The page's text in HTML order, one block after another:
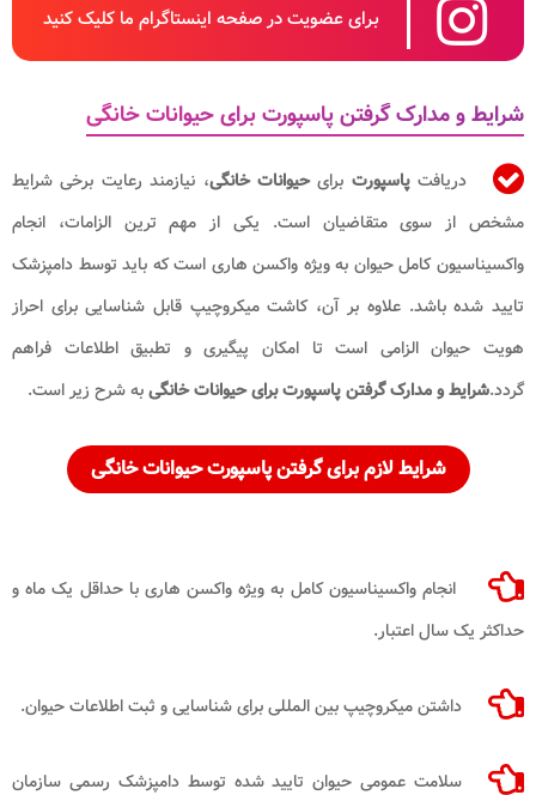
برای عضویت در صفحه اینستاگرام ما کلیک کنید
شرایط و مدارک گرفتن پاسپورت برای حیوانات خانگی
دریافتپاسپورت برایحیوانات خانگی، نیازمند رعایت برخی شرایط
مشخص از سوی متقاضیان است. یکی از مهم ترین الزامات، انجام
واکسیناسیون کامل حیوان به ویژه واکسن هاری است که باید توسط دامپزشک
تایید شده باشد. علاوه بر آن، کاشت میکروچیپ قابل شناسایی برای احراز
هویت حیوان الزامی است تا امکان پیگیری و تطبیق اطلاعات فراهم
گردد.شرایط و مدارک گرفتن پاسپورت برای حیوانات خانگیبه شرح زیر است.
شرایط لازم برای گرفتن پاسپورت حیوانات خانگی
انجام واکسیناسیون کامل به ویژه واکسن هاری با حداقل یک ماه و
حداکثر یک سال اعتبار.
داشتن میکروچیپ بین المللی برای شناسایی و ثبت اطلاعات حیوان.
سلامت عمومی حیوان تایید شده توسط دامپزشک رسمی سازمان